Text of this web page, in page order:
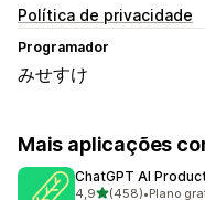
Política de privacidade
Programador
みせすけ
Mais aplicações
ChatGPT AI
4,9de 5 estrelas
(458)•Plano